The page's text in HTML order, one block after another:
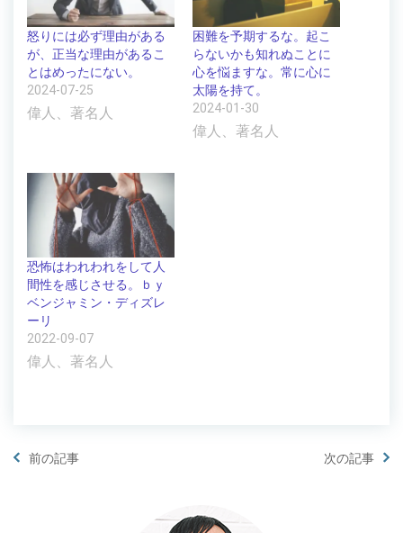
怒りには必ず理由がある
が、正当な理由があるこ
とはめったにない。
2024-07-25
偉人、著名人
困難を予期するな。起こ
らないかも知れぬことに
心を悩ますな。常に心に
太陽を持て。
2024-01-30
偉人、著名人
恐怖はわれわれをして人
間性を感じさせる。ｂｙ
ベンジャミン・ディズレ
ーリ
2022-09-07
偉人、著名人
前の記事 次の記事